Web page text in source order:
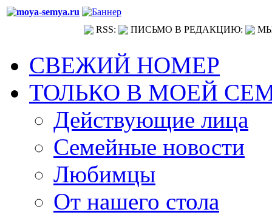
RSS: ПИСЬМО В РЕДАКЦИЮ:
СВЕЖИЙ НОМЕР
ТОЛЬКО В МОЕЙ
Действующие лица
Семейные новости
Любимцы
От нашего стола